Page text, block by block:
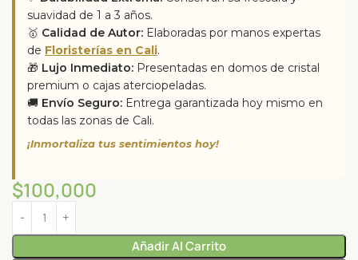
suavidad de 1 a 3 años.
🥇 Calidad de Autor: Elaboradas por manos expertas
de Floristerías en Cali.
🎁 Lujo Inmediato: Presentadas en domos de cristal
premium o cajas aterciopeladas.
🚚 Envío Seguro: Entrega garantizada hoy mismo en
todas las zonas de Cali.
¡Inmortaliza tus sentimientos hoy!
$100,000
Añadir Al Carrito